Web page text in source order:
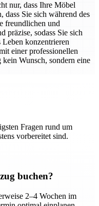
nur, dass Ihre Möbel
dass Sie sich während des
freundlichen und
präzise, sodass Sie sich
konzentrieren
einer professionellen
Wunsch, sondern eine
Fragen rund um
vorbereitet sind.
buchen?
2–4 Wochen im